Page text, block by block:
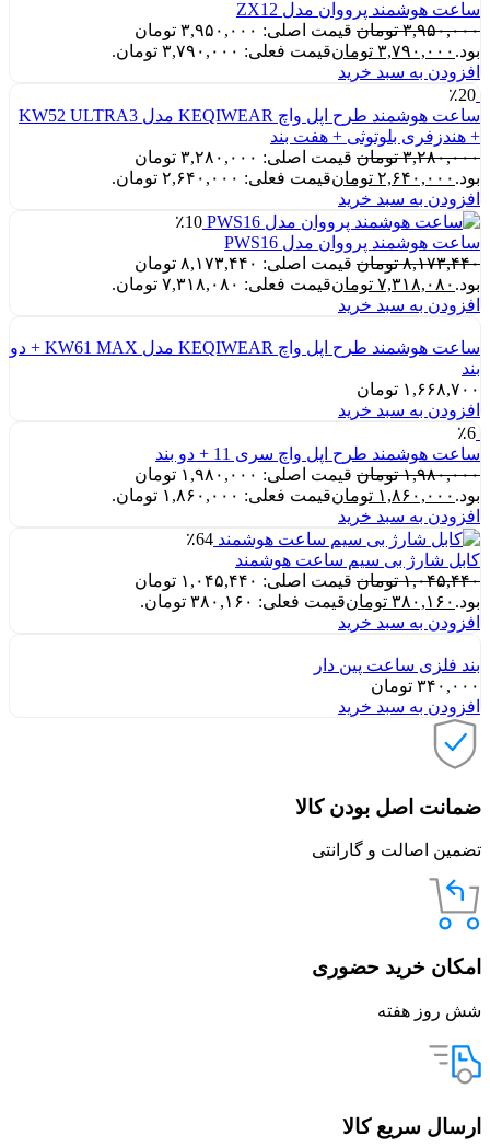
ساعت هوشمند پرووان مدل ZX12
۳,۹۵۰,۰۰۰ تومان
قیمت اصلی: ۳,۹۵۰,۰۰۰ تومان
بود. ۳,۷۹۰,۰۰۰ تومانقیمت فعلی: ۳,۷۹۰,۰۰۰ تومان.
افزودن به سبد خرید
٪20
ساعت هوشمند طرح اپل واچ KEQIWEAR مدل KW52 ULTRA3
+ هندزفری بلوتوثی + هفت بند
۳,۲۸۰,۰۰۰ تومان
قیمت اصلی: ۳,۲۸۰,۰۰۰ تومان
بود. ۲,۶۴۰,۰۰۰ تومانقیمت فعلی: ۲,۶۴۰,۰۰۰ تومان.
افزودن به سبد خرید
٪10
ساعت هوشمند پرووان مدل PWS16
۸,۱۷۳,۴۴۰ تومان
قیمت اصلی: ۸,۱۷۳,۴۴۰ تومان
بود. ۷,۳۱۸,۰۸۰ تومانقیمت فعلی: ۷,۳۱۸,۰۸۰ تومان.
افزودن به سبد خرید
ساعت هوشمند طرح اپل واچ KEQIWEAR مدل KW61 MAX + دو
بند
۱,۶۶۸,۷۰۰ تومان
افزودن به سبد خرید
٪6
ساعت هوشمند طرح اپل واچ سری 11 + دو بند
۱,۹۸۰,۰۰۰ تومان
قیمت اصلی: ۱,۹۸۰,۰۰۰ تومان
بود. ۱,۸۶۰,۰۰۰ تومانقیمت فعلی: ۱,۸۶۰,۰۰۰ تومان.
افزودن به سبد خرید
٪64
کابل شارژ بی سیم ساعت هوشمند
۱,۰۴۵,۴۴۰ تومان
قیمت اصلی: ۱,۰۴۵,۴۴۰ تومان
بود. ۳۸۰,۱۶۰ تومانقیمت فعلی: ۳۸۰,۱۶۰ تومان.
افزودن به سبد خرید
بند فلزی ساعت پین دار
۳۴۰,۰۰۰ تومان
افزودن به سبد خرید
ضمانت اصل بودن کالا
تضمین اصالت و گارانتی
امکان خرید حضوری
شش روز هفته
ارسال سریع کالا